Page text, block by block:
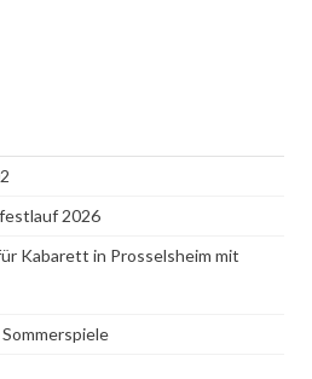
2026
Kabarett in Prosselsheim mit